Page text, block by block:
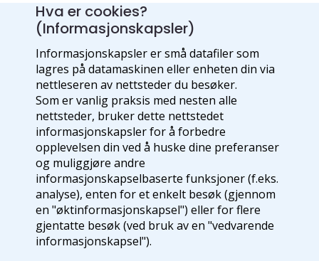
Hva er cookies?
(Informasjonskapsler)
Informasjonskapsler er små datafiler som
lagres på datamaskinen eller enheten din via
nettleseren av nettsteder du besøker.
Som er vanlig praksis med nesten alle
nettsteder, bruker dette nettstedet
informasjonskapsler for å forbedre
opplevelsen din ved å huske dine preferanser
og muliggjøre andre
informasjonskapselbaserte funksjoner (f.eks.
analyse), enten for et enkelt besøk (gjennom
en "øktinformasjonskapsel") eller for flere
gjentatte besøk (ved bruk av en "vedvarende
informasjonskapsel").